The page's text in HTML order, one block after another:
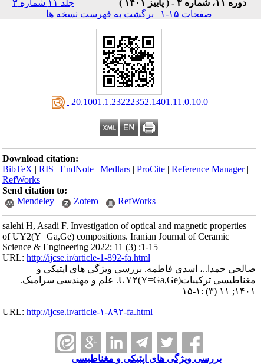
دوره ۱۱، شماره ۳ - ( پاییز ۱۴۰۱ )
جلد ۱۱ شماره ۳
صفحات ۱۵-۱
| برگشت به فهرست نسخه ها
‎ 20.1001.1.23222352.1401.11.0.10.0
Download citation:
BibTeX |RIS |EndNote |Medlars |ProCite |Reference Manager
RefWorks
Send citation to:
Mendeley
Zotero RefWorks
salehi H, Asadi F. Investigation of optical and magnetic properties
of UY2(Y=Ga,Ge) compositions. Iranian Journal of Ceramic
Science & Engineering 2022; 11 (3) :1-15
URL:http://ijcse.ir/article-1-892-fa.html
صالحی حمدا..، اسدی فاطمه. بررسی ویژگی های اپتیکی و
مغناطیسی ترکیباتUY۲(Y=Ga,Ge). علم و مهندسی سرامیک.
۱۴۰۱; ۱۱ (۳) :۱-۱۵
URL:http://ijcse.ir/article-۱-۸۹۲-fa.html
بررسی ویژگی های اپتیکی و مغناطیسی